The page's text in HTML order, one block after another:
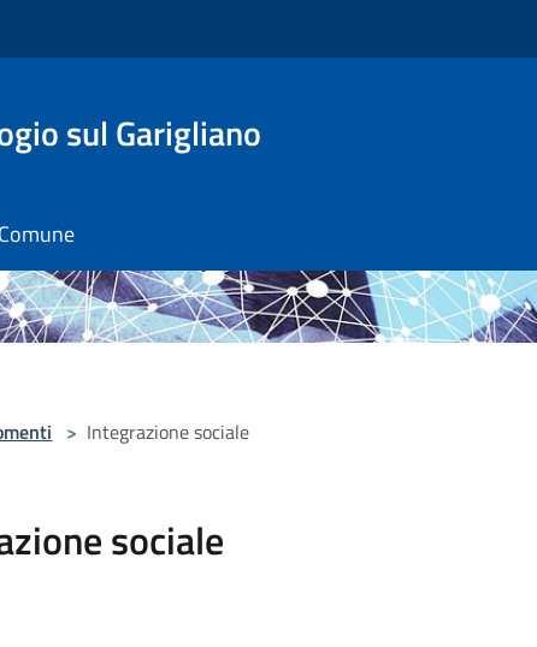
sul Garigliano
> Integrazione sociale
sociale